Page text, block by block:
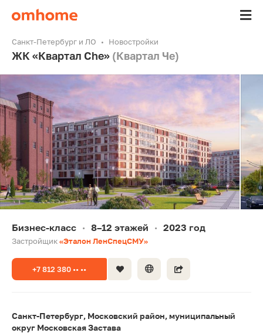
Санкт-Петербург и ЛО Новостройки
ЖК «Квартал Che» (Квартал Че)
Бизнес-класс • 8–12 этажей • 2023 год
Застройщик«Эталон ЛенСпецСМУ»
+7 812 380 •• ••
Санкт-Петербург, Московский район, муниципальный
округ Московская Застава